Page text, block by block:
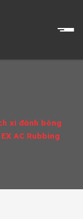
xi đánh bóng
AC Rubbing